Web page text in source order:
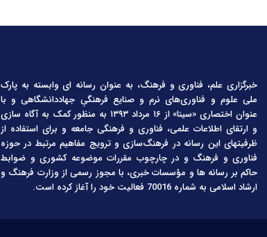
خبرگزاری علم، فناوری و فرهنگ، به عنوان رسانه ای وابسته به پارک
ملی علوم و فناوری‌های نرم و صنایع فرهنگیِ جهاددانشگاهی و با
عنوان اختصاری «سینا» از ۱۶ مرداد ۱۳۹۳ به منظور کمک به آگاه سازی
و ارتقای اطلاعات علمی، فناوری و فرهنگی جامعه و برای استفاده از
ظرفیتهای این رسانه در فرهنگ‌سازی و ترویج مفاهیم مرتبط در حوزه
فناوری و فرهنگ و در چارچوب مقررات موضوعه کشوری و ضوابط
حاکم بر رسانه ها و مؤسسات خبری، با مجوز رسمی از وزارت فرهنگ و
ارشاد اسلامی به شماره 70016 فعالیت خود را آغاز کرده است.